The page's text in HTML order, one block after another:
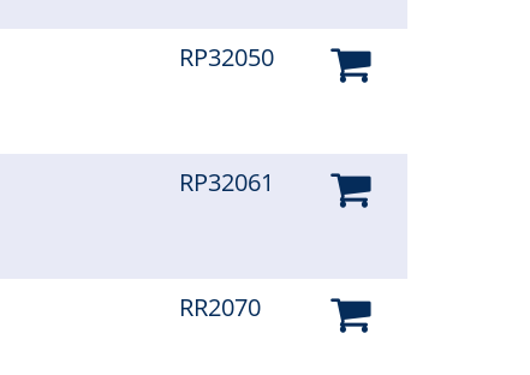
RP32050
RP32061
RR2070